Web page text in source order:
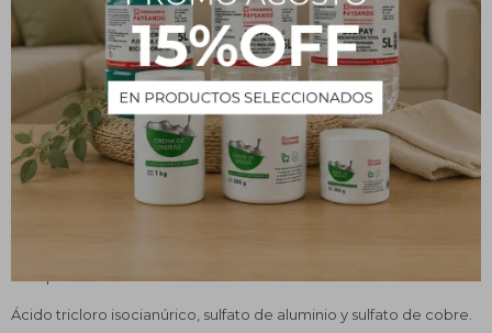
- Con el pH del agua ajustado, colocar en el dispensador 1 o 2
pastillas de Mini Multiacción por cada 10 m3 de agua, poner en
funcionamiento el equipo de filtración para que se disuelva el
producto. Esto se hace diariamente. Es imprescindible filtrar
diariamente el agua de la piscina.
El tratamiento inicial se deberá repetir cada vez que se note falta
de transparencia en el agua.
Ácido tricloro isocianúrico, sulfato de aluminio y sulfato de cobre.